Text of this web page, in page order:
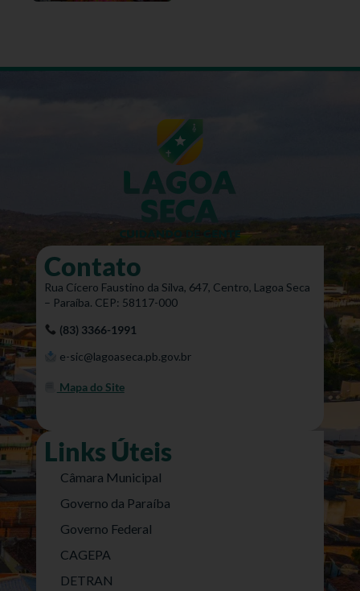
Contato
Rua Cícero Faustino da Silva, 647, Centro, Lagoa Seca
– Paraíba. CEP: 58117-000
(83) 3366-1991
e-sic@lagoaseca.pb.gov.br
Mapa do Site
Links Úteis
Câmara Municipal
Governo da Paraíba
Governo Federal
CAGEPA
DETRAN